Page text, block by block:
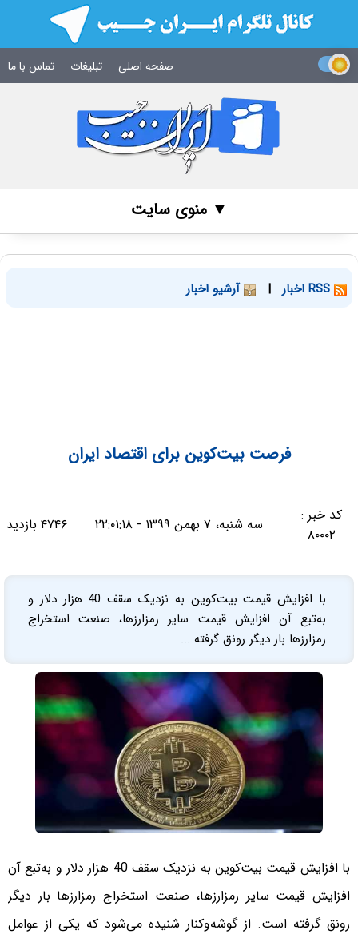
صفحه اصلی تبلیغات تماس با ما
▼ منوی سایت
| آرشیو اخبار
فرصت بیت‌کوین برای اقتصاد ایران
کد خبر :
۸۰۰۰۲
سه شنبه، ۷ بهمن ۱۳۹۹ - ۲۲:۰۱:۱۸ ۴۷۴۶ بازدید
با افزایش قیمت بیت‌کوین به نزدیک سقف 40 هزار دلار و
به‌تبع آن افزایش قیمت سایر رمزارزها، صنعت استخراج
رمزارزها بار دیگر رونق گرفته ...
با افزایش قیمت بیت‌کوین به نزدیک سقف 40 هزار دلار و به‌تبع آن
افزایش قیمت سایر رمزارزها، صنعت استخراج رمزارزها بار دیگر
رونق گرفته است. از گوشه‌وکنار شنیده می‌شود که یکی از عوامل